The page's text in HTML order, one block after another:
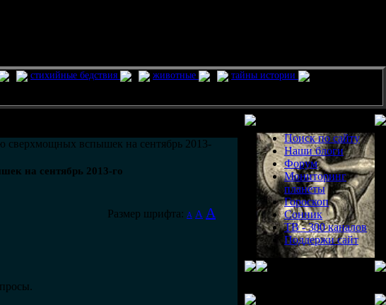
стихийные бедствия животные
тайны истории
сверхмощных вспышек на сентябрь 2013-
на сентябрь 2013-го
Размер шрифта: A A A
Поиск по сайту
Наши блоги
Форум
Мониторинг
планеты
Гороскоп
Сонник
ТВ - 300 каналов
Поддержи сайт